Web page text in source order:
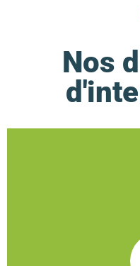
Nos
paysager,
des interventions à